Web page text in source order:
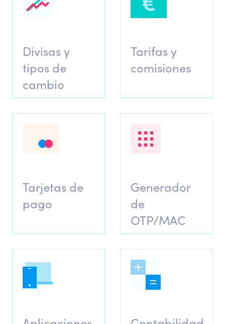
Divisas y
tipos de
cambio
Tarifas y
comisiones
Tarjetas de
pago
Generador
de
OTP/MAC